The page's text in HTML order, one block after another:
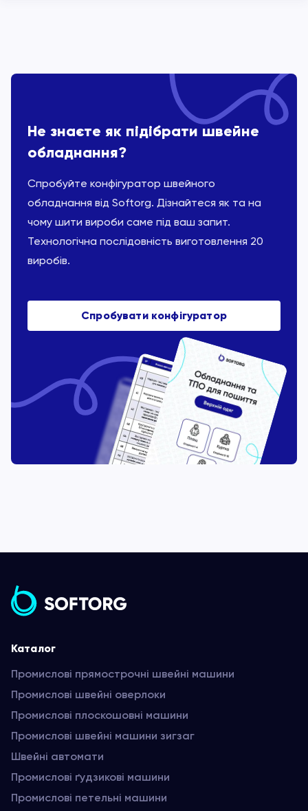
Не знаєте як підібрати швейне
обладнання?
Спробуйте конфігуратор швейного
обладнання від Softorg. Дізнайтеся як та на
чому шити вироби саме під ваш запит.
Технологічна послідовність виготовлення 20
виробів.
Спробувати конфігуратор
Каталог
Промислові прямострочні швейні машини
Промислові швейні оверлоки
Промислові плоскошовні машини
Промислові швейні машини зигзаг
Швейні автомати
Промислові ґудзикові машини
Промислові петельні машини